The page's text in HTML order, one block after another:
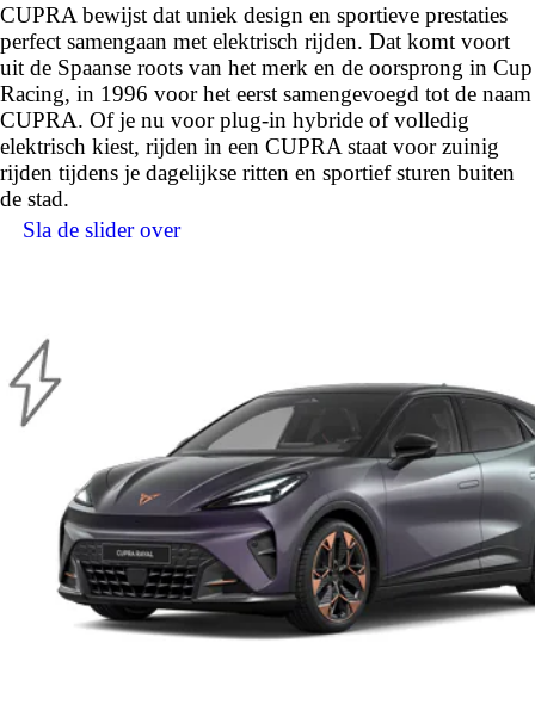
CUPRA bewijst dat uniek design en sportieve prestaties
perfect samengaan met elektrisch rijden. Dat komt voort
uit de Spaanse roots van het merk en de oorsprong in Cup
Racing, in 1996 voor het eerst samengevoegd tot de naam
CUPRA. Of je nu voor plug-in hybride of volledig
elektrisch kiest, rijden in een CUPRA staat voor zuinig
rijden tijdens je dagelijkse ritten en sportief sturen buiten
de stad.
Sla de slider over